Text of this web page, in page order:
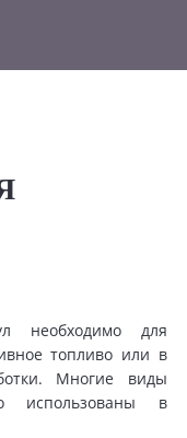
необходимо для
топливо или в
Многие виды
использованы в